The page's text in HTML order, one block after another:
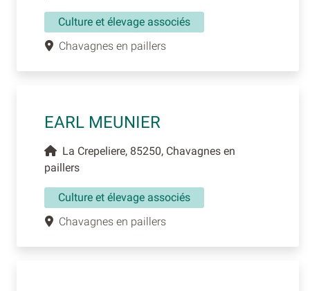
Culture et élevage associés
Chavagnes en paillers
EARL MEUNIER
La Crepeliere, 85250, Chavagnes en
paillers
Culture et élevage associés
Chavagnes en paillers